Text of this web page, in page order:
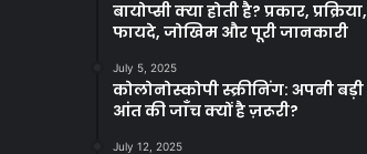
बायोप्सी क्या होती है? प्रकार, प्रक्रिया,
फायदे, जोखिम और पूरी जानकारी
July 5, 2025
कोलोनोस्कोपी स्क्रीनिंग: अपनी बड़ी
आंत की जाँच क्यों है ज़रूरी?
July 12, 2025